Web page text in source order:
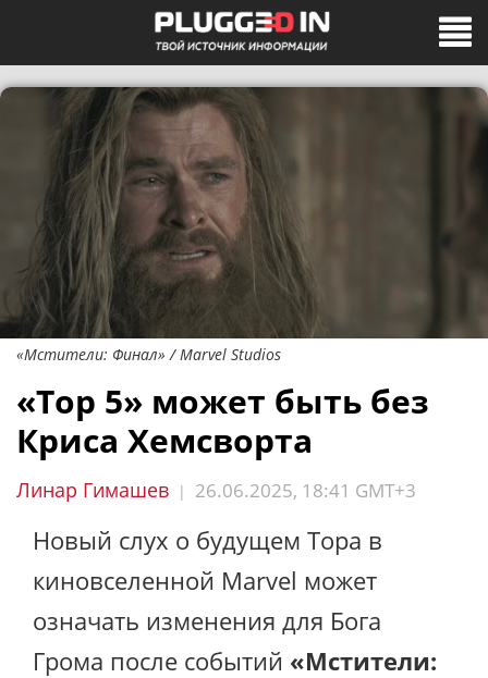
«Мстители: Финал» / Marvel Studios
«Тор 5» может быть без
Криса Хемсворта
Линар Гимашев | 26.06.2025, 18:41 GMT+3
Новый слух о будущем Тора в
киновселенной Marvel может
означать изменения для Бога
Грома после событий «Мстители: